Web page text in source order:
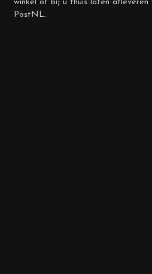
winkel of bij u thuis laten afleveren
PostNL.